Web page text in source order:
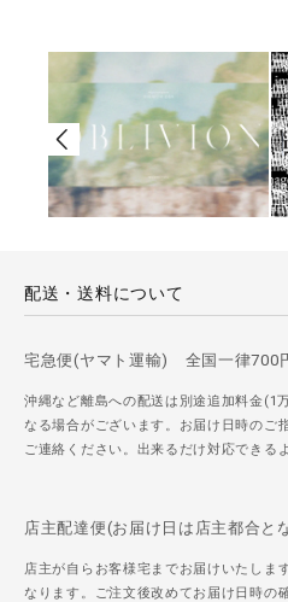
配送・送料について
宅急便(ヤマト運輸) 全国一律700
沖縄など離島への配送は別途追加料金(1
なる場合がございます。お届け日時のご
ご連絡ください。出来るだけ対応できる
店主配達便(お届け日は店主都合と
店主が自らお客様宅までお届けいたしま
なります。ご注文後改めてお届け日時の